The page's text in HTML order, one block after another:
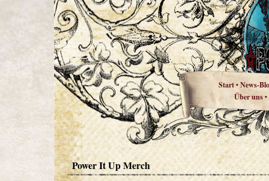
Start•News-
Über uns•
Power It Up Merch